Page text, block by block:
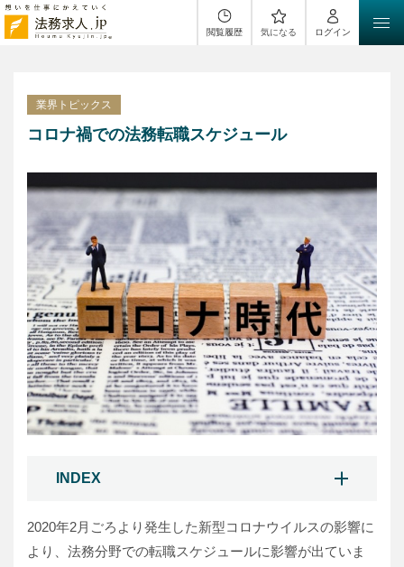
閲覧履歴 気になる ログイン
業界トピックス
コロナ禍での法務転職スケジュール
INDEX
2020年2月ごろより発生した新型コロナウイルスの影響に
より、法務分野での転職スケジュールに影響が出ていま